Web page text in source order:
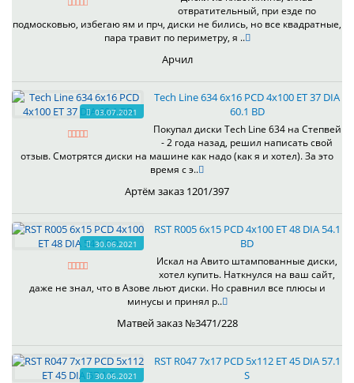
отвратительный, при езде по
подмосковью, избегаю ям и прч, диски не бились, но все квадратные,
пара травит по периметру, я ..
Арчил
03.07.2021
Tech Line 634 6x16 PCD 4x100 ET 37 DIA
60.1 BD
Покупал диски Tech Line 634 на Степвей
- 2 года назад, решил написать свой
отзыв. Смотрятся диски на машине как надо (как я и хотел). За это
время с э..
Артём заказ 1201/397
30.06.2021
RST R005 6x15 PCD 4x100 ET 48 DIA 54.1
BD
Искал на Авито штампованные диски,
хотел купить. Наткнулся на ваш сайт,
даже не знал, что в Азове льют диски. Но сравнил все плюсы и
минусы и принял р..
Матвей заказ №3471/228
30.06.2021
RST R047 7x17 PCD 5x112 ET 45 DIA 57.1
S